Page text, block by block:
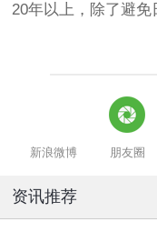
20年以上，除了避免
新浪微博 朋友圈
资讯推荐